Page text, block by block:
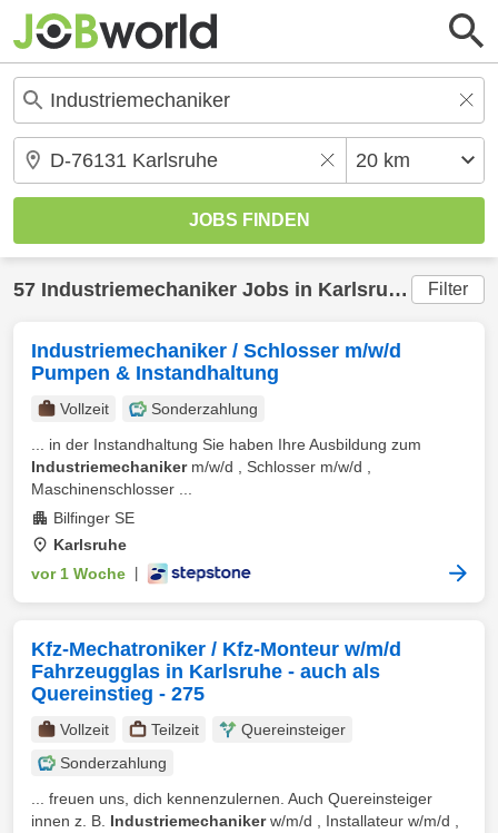
57 Industriemechaniker Jobs in Karlsruhe (20 km)
Filter
Industriemechaniker / Schlosser m/w/d
Pumpen & Instandhaltung
Vollzeit
Sonderzahlung
... in der Instandhaltung Sie haben Ihre Ausbildung zum
Industriemechanikerm/w/d , Schlosser m/w/d ,
Maschinenschlosser ...
Bilfinger SE
Karlsruhe
vor 1 Woche
Kfz-Mechatroniker / Kfz-Monteur w/m/d
Fahrzeugglas in Karlsruhe - auch als
Quereinstieg - 275
Vollzeit Teilzeit
Quereinsteiger
Sonderzahlung
... freuen uns, dich kennenzulernen. Auch Quereinsteiger
innen z. B. Industriemechanikerw/m/d , Installateur w/m/d ,